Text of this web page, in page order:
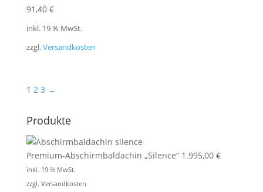
91,40 €
inkl. 19 % MwSt.
zzgl.Versandkosten
1 2 3 →
Produkte
Premium-Abschirmbaldachin „Silence“ 1.995,00 €
inkl. 19 % MwSt.
zzgl. Versandkosten